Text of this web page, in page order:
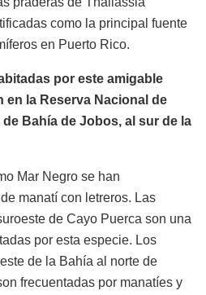
como la principal fuente
en Puerto Rico.
por este amigable
en la Reserva Nacional de
Bahía de Jobos, al sur de la
Mar Negro se han
manatí con letreros. Las
de Cayo Puerca son una
por esta especie. Los
de la Bahía al norte de
frecuentadas por manatíes y